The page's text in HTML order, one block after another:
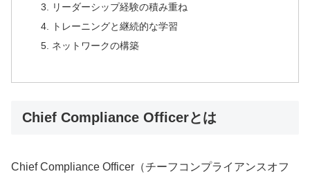
リーダーシップ経験の積み重ね
トレーニングと継続的な学習
ネットワークの構築
Chief Compliance Officerとは
Chief Compliance Officer（チーフコンプライアンスオフ